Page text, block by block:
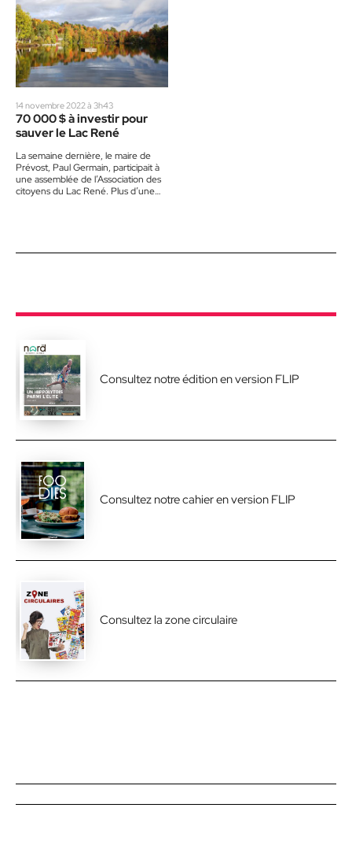
14 novembre 2022 à 3h43
70 000 $ à investir pour
sauver le Lac René
La semaine dernière, le maire de
Prévost, Paul Germain, participait à
une assemblée de l’Association des
citoyens du Lac René. Plus d’une
Consultez notre édition en version FLIP
Consultez notre cahier en version FLIP
Consultez la zone circulaire